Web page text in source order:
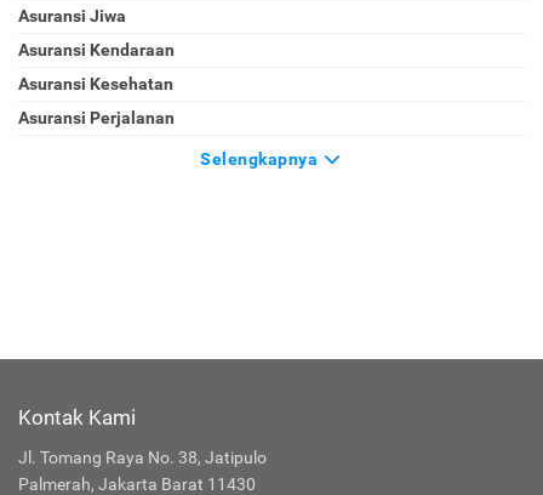
Asuransi Jiwa
Asuransi Kendaraan
Asuransi Kesehatan
Asuransi Perjalanan
Selengkapnya
Kontak Kami
Jl. Tomang Raya No. 38, Jatipulo
Palmerah, Jakarta Barat 11430